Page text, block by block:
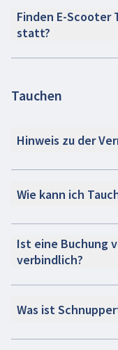
Finden E-Scooter
statt?
Tauchen
Hinweis zu der
Wie kann ich
Ist eine Buchung
verbindlich?
Was ist